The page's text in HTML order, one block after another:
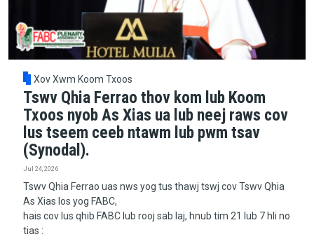
Xov Xwm Koom Txoos
Tswv Qhia Ferrao thov kom lub Koom
Txoos nyob As Xias ua lub neej raws cov
lus tseem ceeb ntawm lub pwm tsav
(Synodal).
Jul 24, 2026
Tswv Qhia Ferrao uas nws yog tus thawj tswj cov Tswv Qhia
As Xias los yog FABC,
hais cov lus qhib FABC lub rooj sab laj, hnub tim 21 lub 7 hli no
tias :